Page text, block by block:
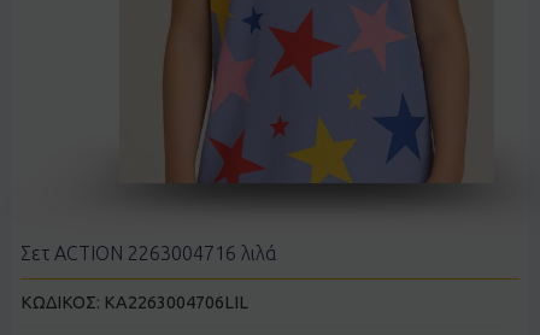
Σετ ACTION 2263004716 λιλά
ΚΩΔΙΚΟΣ: KA2263004706LIL